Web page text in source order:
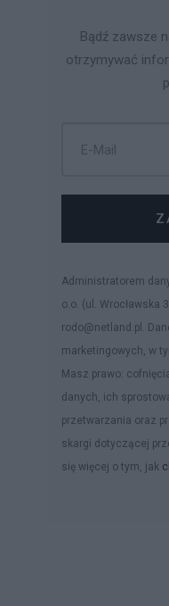
Bądź zawsze
otrzymywać
Administratorem
o.o. (ul. Wrocławska
rodo@netland.pl.
marketingowych, w
Masz prawo:
danych, ich
przetwarzania oraz
skargi dotyczącej
się więcej o tym, jak